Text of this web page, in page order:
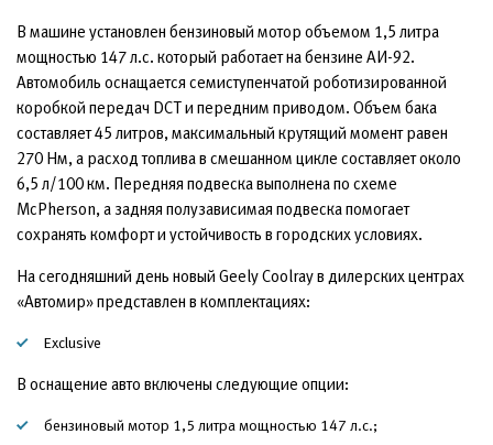
В машине установлен бензиновый мотор объемом 1,5 литра
мощностью 147 л.с. который работает на бензине АИ-92.
Автомобиль оснащается семиступенчатой роботизированной
коробкой передач DCT и передним приводом. Объем бака
составляет 45 литров, максимальный крутящий момент равен
270 Нм, а расход топлива в смешанном цикле составляет около
6,5 л/100 км. Передняя подвеска выполнена по схеме
McPherson, а задняя полузависимая подвеска помогает
сохранять комфорт и устойчивость в городских условиях.
На сегодняшний день новый Geely Coolray в дилерских центрах
«Автомир» представлен в комплектациях:
Exclusive
В оснащение авто включены следующие опции:
бензиновый мотор 1,5 литра мощностью 147 л.с.;